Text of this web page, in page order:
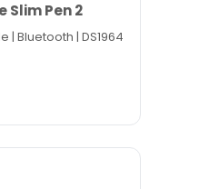
Pen 2
| Bluetooth | DS1964